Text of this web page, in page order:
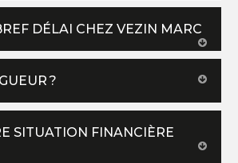
DÉLAI CHEZ VEZIN MARC
?
SITUATION FINANCIÈRE